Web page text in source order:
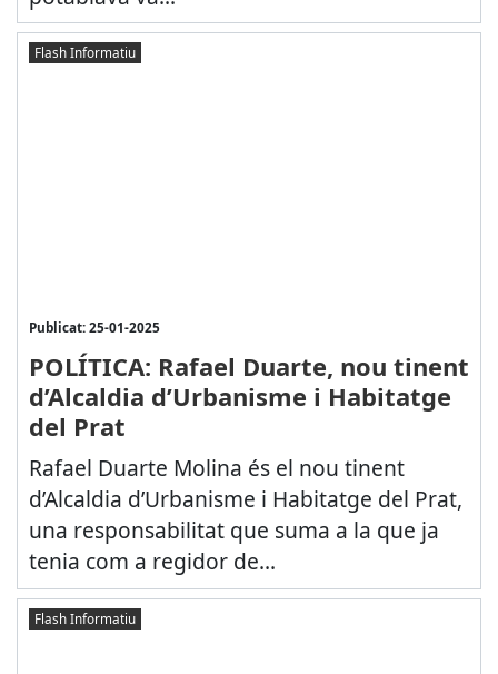
Flash Informatiu
Publicat: 25-01-2025
POLÍTICA: Rafael Duarte, nou tinent
d’Alcaldia d’Urbanisme i Habitatge
del Prat
Rafael Duarte Molina és el nou tinent
d’Alcaldia d’Urbanisme i Habitatge del Prat,
una responsabilitat que suma a la que ja
tenia com a regidor de...
Flash Informatiu